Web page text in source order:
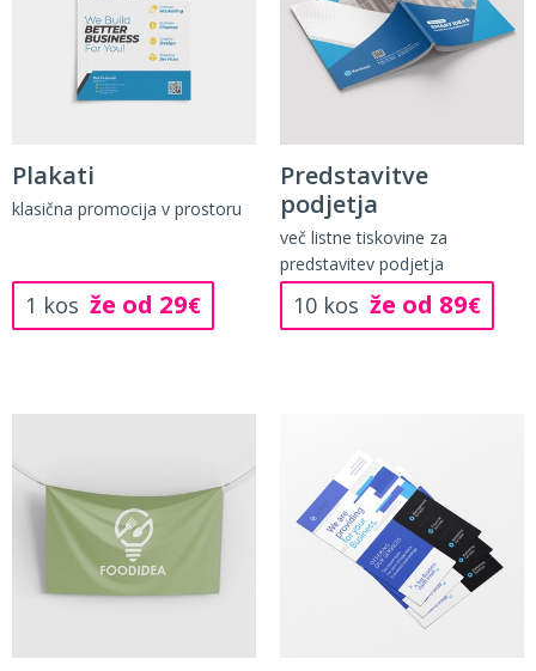
Plakati
klasična promocija v prostoru
1 kos že od 29€
Predstavitve
podjetja
več listne tiskovine za
predstavitev podjetja
10 kos že od 89€